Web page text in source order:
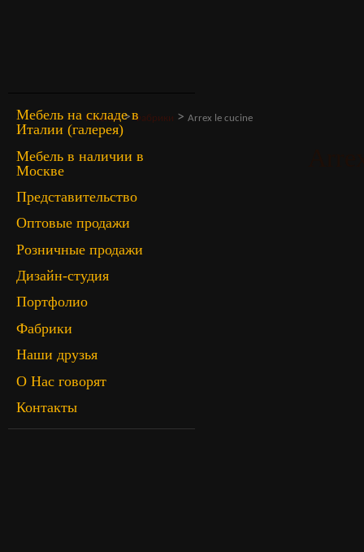
Мебель на складе в
Италии (галерея)
Мебель в наличии в
Москве
Представительство
Оптовые продажи
Розничные продажи
Дизайн-студия
Портфолио
Фабрики
Наши друзья
О Нас говорят
Контакты
Главная>Фабрики > Arrex le cucine